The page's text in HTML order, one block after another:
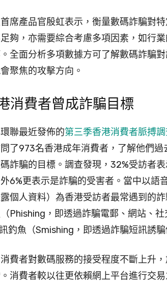
席產品官殷虹表示，衡量數碼詐騙對
夠，亦需要綜合考慮多項因素，如行
全面分析多項數據方可了解數碼詐騙
聚焦的攻擊方向。
消費者曾成詐騙目標
聯最近發佈的第三季香港消費者脈搏
了973名香港成年消費者，了解他們
詐騙的目標。調查發現，32%受訪者
6%更表示是詐騙的受害者。當中以語
個人資料）為香港受訪者最常遇到的
Phishing，即透過詐騙電郵、網站、社
釣魚（Smishing，即透過詐騙短訊誘
費者對數碼服務的接受程度不斷上升
消費者較以往更依賴網上平台進行交